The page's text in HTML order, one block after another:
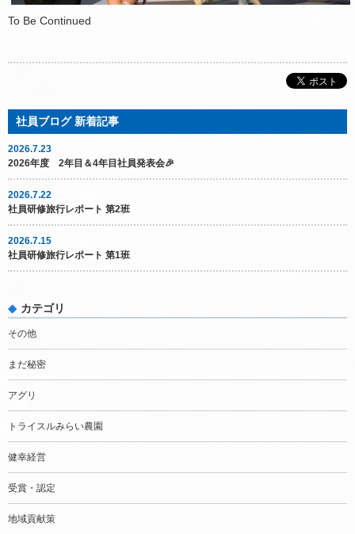
To Be Continued
2026.7.23
2026年度 2年目＆4年目社員発表会🎉
2026.7.22
社員研修旅行レポート 第2班
2026.7.15
社員研修旅行レポート 第1班
カテゴリ
その他
まだ秘密
アグリ
トライスルみらい農園
健幸経営
受賞・認定
地域貢献策